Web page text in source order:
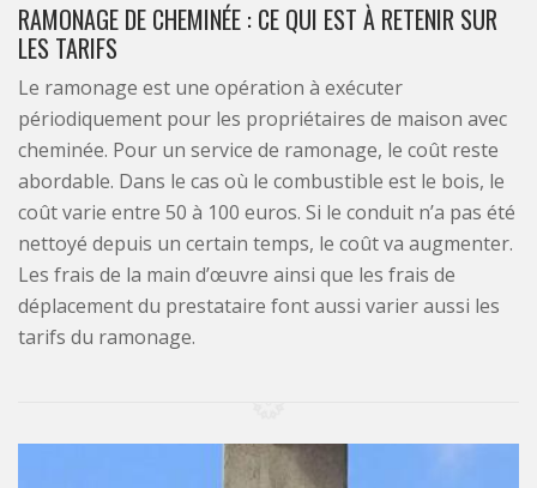
RAMONAGE DE CHEMINÉE : CE QUI EST À RETENIR SUR
LES TARIFS
Le ramonage est une opération à exécuter
périodiquement pour les propriétaires de maison avec
cheminée. Pour un service de ramonage, le coût reste
abordable. Dans le cas où le combustible est le bois, le
coût varie entre 50 à 100 euros. Si le conduit n’a pas été
nettoyé depuis un certain temps, le coût va augmenter.
Les frais de la main d’œuvre ainsi que les frais de
déplacement du prestataire font aussi varier aussi les
tarifs du ramonage.